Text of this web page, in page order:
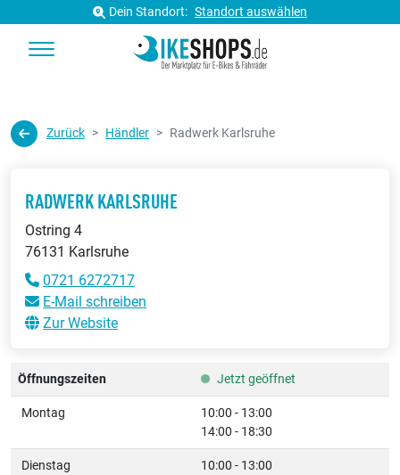
Dein Standort: Standort auswählen
Zurück Händler Radwerk Karlsruhe
RADWERK KARLSRUHE
Ostring 4
76131 Karlsruhe
0721 6272717
E-Mail schreiben
Zur Website
Öffnungszeiten Jetzt geöffnet
Montag
10:00 - 13:00
14:00 - 18:30
Dienstag
10:00 - 13:00